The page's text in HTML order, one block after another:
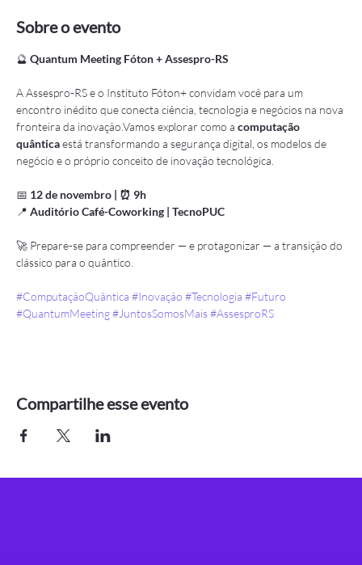
Sobre o evento
🔮 Quantum Meeting Fóton + Assespro-RS
A Assespro-RS e o Instituto Fóton+ convidam você para um
encontro inédito que conecta ciência, tecnologia e negócios na nova
fronteira da inovação.Vamos explorar como a computação
quântica está transformando a segurança digital, os modelos de
negócio e o próprio conceito de inovação tecnológica.
📅 12 de novembro | ⏰ 9h
📍 Auditório Café-Coworking | TecnoPUC
🚀 Prepare-se para compreender — e protagonizar — a transição do
clássico para o quântico.
#ComputaçãoQuântica #Inovação #Tecnologia #Futuro
#QuantumMeeting#JuntosSomosMais#AssesproRS
Compartilhe esse evento